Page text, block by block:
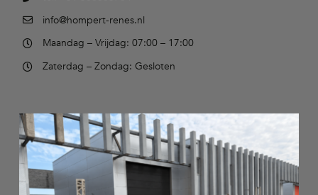
info@hompert-renes.nl
Maandag – Vrijdag: 07:00 – 17:00
Zaterdag – Zondag: Gesloten